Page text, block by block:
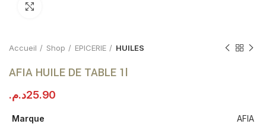
Accueil Shop EPICERIE HUILES
AFIA HUILE DE TABLE 1l
25.90د.م.
Marque AFIA